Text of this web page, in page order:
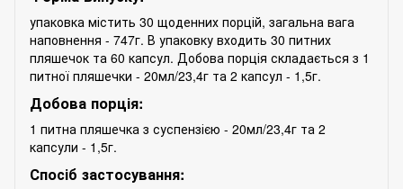
упаковка містить 30 щоденних порцій, загальна вага
наповнення - 747г. В упаковку входить 30 питних
пляшечок та 60 капсул. Добова порція складається з 1
питної пляшечки - 20мл/23,4г та 2 капсул - 1,5г.
Добова порція:
1 питна пляшечка з суспензією - 20мл/23,4г та 2
капсули - 1,5г.
Спосіб застосування: